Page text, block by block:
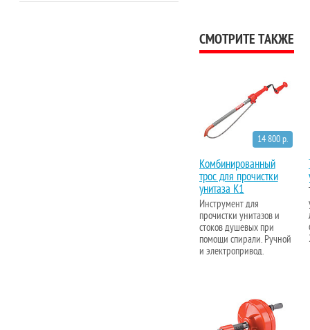
СМОТРИТЕ ТАКЖЕ
Комбинированный
трос для прочистки
унитаза K1
14 800 р.
Инструмент для
прочистки унитазов и
стоков душевых при
помощи спирали. Ручной
и электропривод.